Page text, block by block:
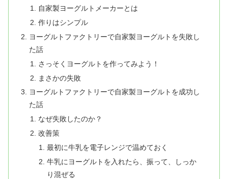
自家製ヨーグルトメーカーとは
作りはシンプル
ヨーグルトファクトリーで自家製ヨーグルトを失敗し
た話
さっそくヨーグルトを作ってみよう！
まさかの失敗
ヨーグルトファクトリーで自家製ヨーグルトを成功し
た話
なぜ失敗したのか？
改善策
最初に牛乳を電子レンジで温めておく
牛乳にヨーグルトを入れたら、振って、しっか
り混ぜる